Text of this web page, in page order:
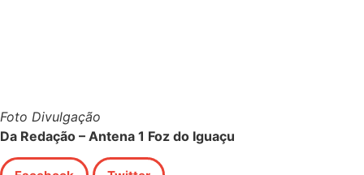
Foto Divulgação
Da Redação – Antena 1 Foz do Iguaçu